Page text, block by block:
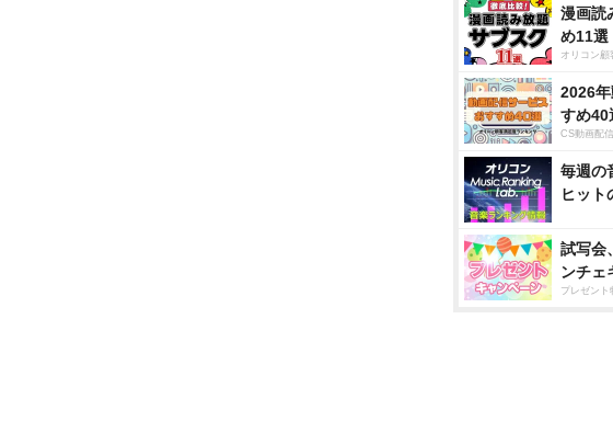
漫画読
め11選
オリコン顧
2026
すめ40
CS動画配
毎週の
ヒット
試写会
ンチェ
プレゼント